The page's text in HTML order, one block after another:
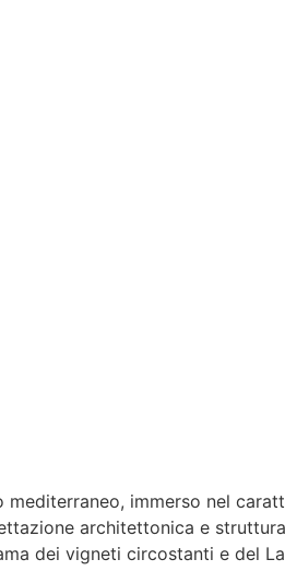
mediterraneo, immerso nel
architettonica e
dei vigneti circostanti e del